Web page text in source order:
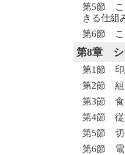
第5節 こ
きる仕組
第6節 こ
第8章
第1節 印
第2節 組
第3節 食
第4節 従
第5節 切
第6節 電